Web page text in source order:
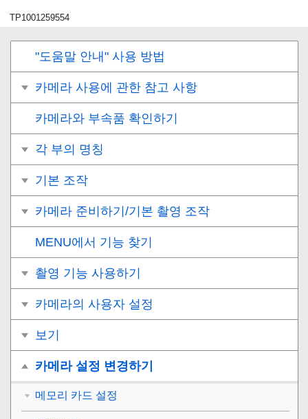
TP1001259554
"도움말 안내" 사용 방법
카메라 사용에 관한 참고 사항
카메라와 부속품 확인하기
각 부의 명칭
기본 조작
카메라 준비하기/기본 촬영 조작
MENU에서 기능 찾기
촬영 기능 사용하기
카메라의 사용자 설정
보기
카메라 설정 변경하기
메모리 카드 설정